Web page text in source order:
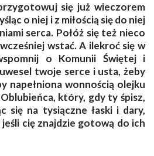
się już wieczorem
o niej i z miłością się do niej
serca. Połóż się też nieco
wstać. A ilekroć się w
o Komunii Świętej i
twoje serce i usta, żeby
napełniona wonnością olejku
który, gdy ty śpisz,
się na tysiączne łaski i dary,
jeśli cię znajdzie gotową do ich